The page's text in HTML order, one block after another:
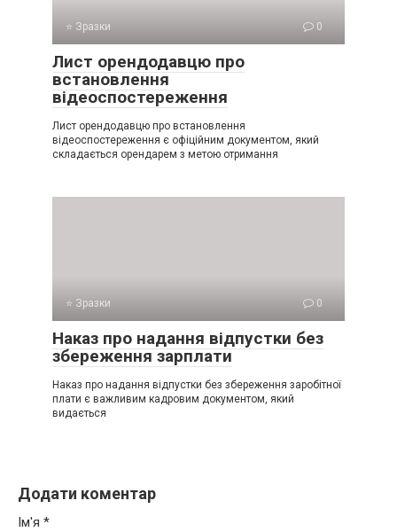
⭐ Зразки 0
Лист орендодавцю про
встановлення
відеоспостереження
Лист орендодавцю про встановлення
відеоспостереження є офіційним документом, який
складається орендарем з метою отримання
⭐ Зразки 0
Наказ про надання відпустки без
збереження зарплати
Наказ про надання відпустки без збереження заробітної
плати є важливим кадровим документом, який
видається
Додати коментар
Ім'я *